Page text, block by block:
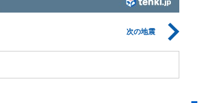
次の地震